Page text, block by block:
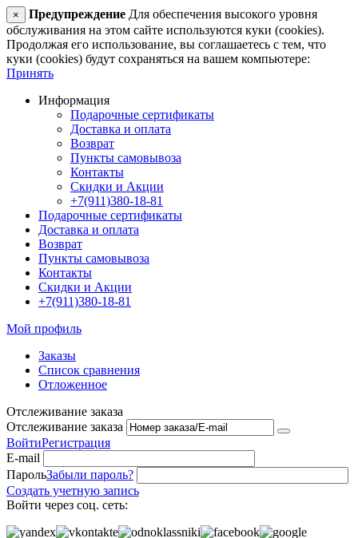
× Предупреждение Для обеспечения высокого уровня
обслуживания на этом сайте используются куки (cookies).
Продолжая его использование, вы соглашаетесь с тем, что
куки (cookies) будут сохраняться на вашем компьютере:
Принять
Информация
Подарочные сертификаты
Доставка и оплата
Возврат
Пункты самовывоза
Контакты
Скидки и Акции
+7(911)380-18-81
Подарочные сертификаты
Доставка и оплата
Возврат
Пункты самовывоза
Контакты
Скидки и Акции
+7(911)380-18-81
Мой профиль
Заказы
Список сравнения
Отложенное
Отслеживание заказа
Отслеживание заказа
ВойтиРегистрация
E-mail
ПарольЗабыли пароль?
Создать учетную запись
Войти через соц. сеть: